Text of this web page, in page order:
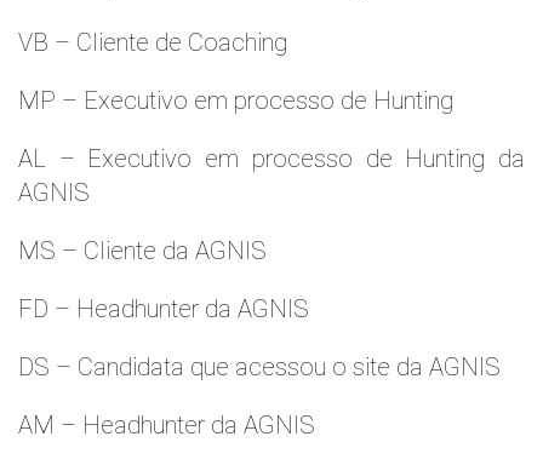
VB – Cliente de Coaching
MP – Executivo em processo de Hunting
AL – Executivo em processo de Hunting da
AGNIS
MS – Cliente da AGNIS
FD – Headhunter da AGNIS
DS – Candidata que acessou o site da AGNIS
AM – Headhunter da AGNIS